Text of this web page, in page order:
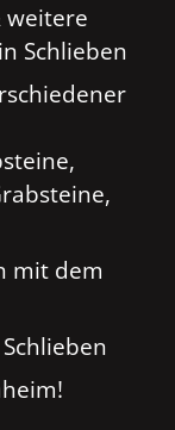
weitere
Schlieben
mit dem